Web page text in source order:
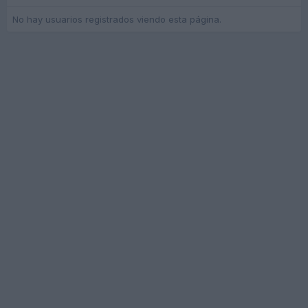
No hay usuarios registrados viendo esta página.